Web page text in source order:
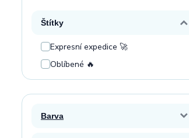
Štítky
Expresní expedice 🚀
Oblíbené 🔥
Barva